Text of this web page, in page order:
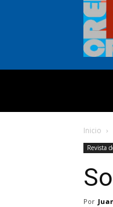
Inicio
Revista
Por